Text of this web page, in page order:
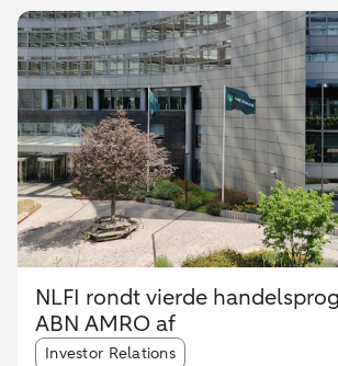
NLFI rondt vierde
ABN AMRO af
Article tags:
Investor Relations